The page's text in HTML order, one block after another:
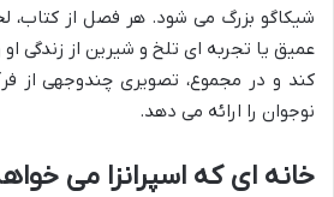
شیکاگو بزرگ می شود. هر فصل از کتاب،
عمیق یا تجربه ای تلخ و شیرین از زندگی
کند و در مجموع، تصویری چندوجهی از
نوجوان را ارائه می دهد.
خانه ای که اسپرانزا می